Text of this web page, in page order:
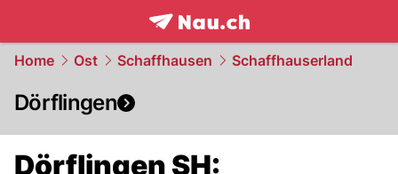
frontpage.NAU.ch
Home Ost Schaffhausen Schaffhauserland
Dörflingen
Dörflingen SH: